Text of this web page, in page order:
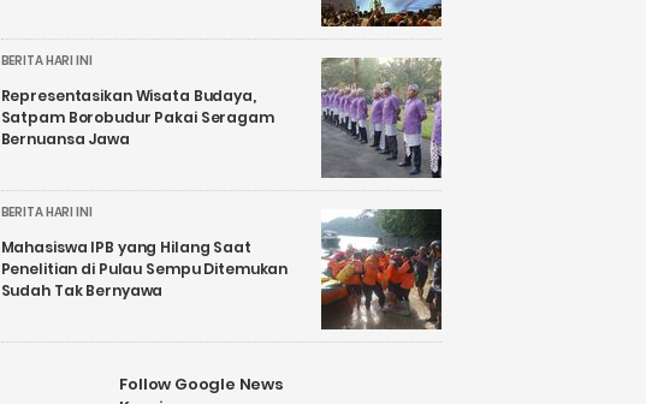
BERITA HARI INI
Representasikan Wisata Budaya,
Satpam Borobudur Pakai Seragam
Bernuansa Jawa
BERITA HARI INI
Mahasiswa IPB yang Hilang Saat
Penelitian di Pulau Sempu Ditemukan
Sudah Tak Bernyawa
Follow Google News